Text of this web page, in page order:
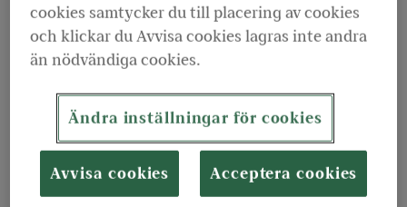
cookies samtycker du till placering av cookies
och klickar du Avvisa cookies lagras inte andra
än nödvändiga cookies.
Ändra inställningar för cookies
Avvisa cookies Acceptera cookies